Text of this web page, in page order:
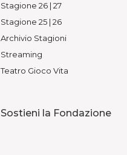
Stagione 26 | 27
Stagione 25 | 26
Archivio Stagioni
Streaming
Teatro Gioco Vita
Sostieni la Fondazione